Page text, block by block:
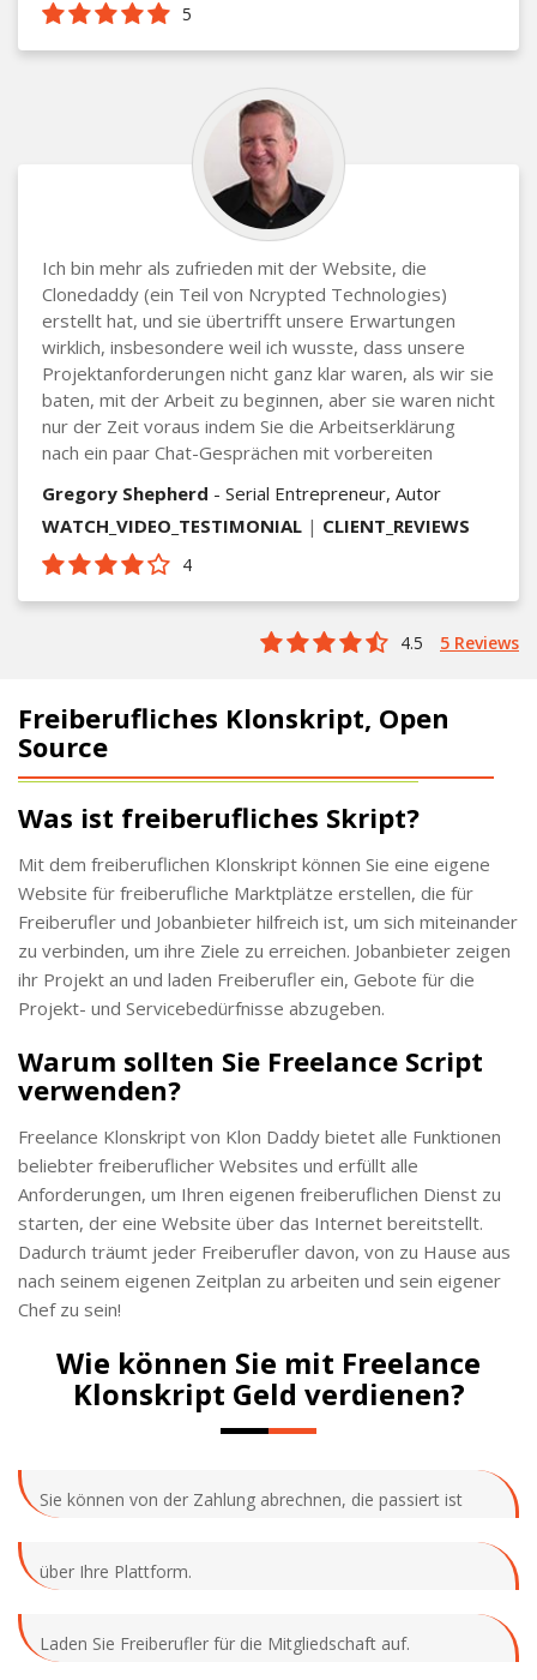
5
Ich bin mehr als zufrieden mit der Website, die
Clonedaddy (ein Teil von Ncrypted Technologies)
erstellt hat, und sie übertrifft unsere Erwartungen
wirklich, insbesondere weil ich wusste, dass unsere
Projektanforderungen nicht ganz klar waren, als wir sie
baten, mit der Arbeit zu beginnen, aber sie waren nicht
nur der Zeit voraus indem Sie die Arbeitserklärung
nach ein paar Chat-Gesprächen mit vorbereiten
Gregory Shepherd - Serial Entrepreneur, Autor
WATCH_VIDEO_TESTIMONIAL | CLIENT_REVIEWS
4
4.5 5 Reviews
Freiberufliches Klonskript, Open
Source
Was ist freiberufliches Skript?
Mit dem freiberuflichen Klonskript können Sie eine eigene
Website für freiberufliche Marktplätze erstellen, die für
Freiberufler und Jobanbieter hilfreich ist, um sich miteinander
zu verbinden, um ihre Ziele zu erreichen. Jobanbieter zeigen
ihr Projekt an und laden Freiberufler ein, Gebote für die
Projekt- und Servicebedürfnisse abzugeben.
Warum sollten Sie Freelance Script
verwenden?
Freelance Klonskript von Klon Daddy bietet alle Funktionen
beliebter freiberuflicher Websites und erfüllt alle
Anforderungen, um Ihren eigenen freiberuflichen Dienst zu
starten, der eine Website über das Internet bereitstellt.
Dadurch träumt jeder Freiberufler davon, von zu Hause aus
nach seinem eigenen Zeitplan zu arbeiten und sein eigener
Chef zu sein!
Wie können Sie mit Freelance
Klonskript Geld verdienen?
Sie können von der Zahlung abrechnen, die passiert ist
über Ihre Plattform.
Laden Sie Freiberufler für die Mitgliedschaft auf.